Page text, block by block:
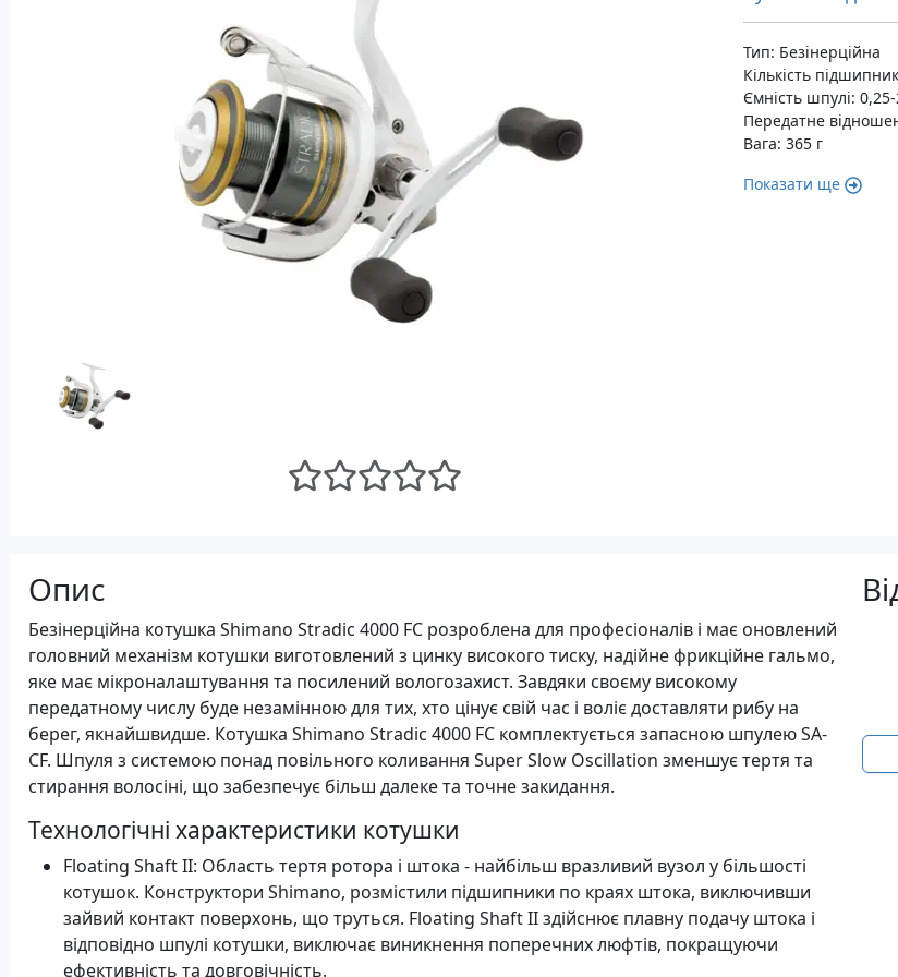
Тип: Безінерційна
Кількість
Ємність шпулі:
Передатне
Вага: 365 г
Показати ще
Опис
Безінерційна котушка Shimano Stradic 4000 FC розроблена для професіоналів і має оновлений
головний механізм котушки виготовлений з цинку високого тиску, надійне фрикційне гальмо,
яке має мікроналаштування та посилений вологозахист. Завдяки своєму високому
передатному числу буде незамінною для тих, хто цінує свій час і воліє доставляти рибу на
берег, якнайшвидше. Котушка Shimano Stradic 4000 FC комплектується запасною шпулею SA-
CF. Шпуля з системою понад повільного коливання Super Slow Oscillation зменшує тертя та
стирання волосіні, що забезпечує більш далеке та точне закидання.
Технологічні характеристики котушки
Floating Shaft II: Область тертя ротора і штока - найбільш вразливий вузол у більшості
котушок. Конструктори Shimano, розмістили підшипники по краях штока, виключивши
зайвий контакт поверхонь, що труться. Floating Shaft II здійснює плавну подачу штока і
відповідно шпулі котушки, виключає виникнення поперечних люфтів, покращуючи
ефективність та довговічність.